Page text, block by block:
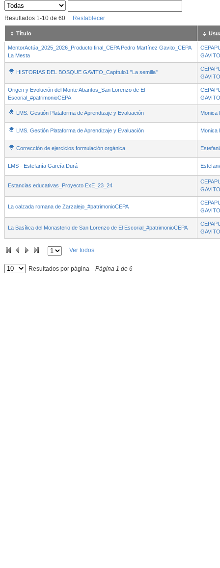
Sus archivos
Resultados 1 -10de 60 Restablecer
Título
MentorActúa_2025_2026_Producto final_CEPA Pedro Martínez Gavito_CEPA
La Mesta
GAVITO
HISTORIAS DEL BOSQUE GAVITO_Capítulo1 "La semilla"
GAVITO
Origen y Evolución del Monte Abantos_San Lorenzo de El
Escorial_#patrimonioCEPA
GAVITO
LMS. Gestión Plataforma de Aprendizaje y Evaluación Monica
LMS. Gestión Plataforma de Aprendizaje y Evaluación Monica
Corrección de ejercicios formulación orgánica
LMS - Estefanía García Durá
Estancias educativas_Proyecto ExE_23_24
GAVITO
La calzada romana de Zarzalejo_#patrimonioCEPA
GAVITO
La Basílica del Monasterio de San Lorenzo de El Escorial_#patrimonioCEPA
GAVITO
Ver todos
Resultados por página Página 1 de 6